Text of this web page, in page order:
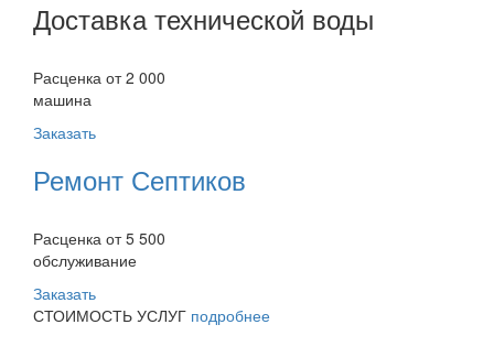
Доставка технической воды
Расценка от 2 000
машина
Заказать
Ремонт Септиков
Расценка от 5 500
обслуживание
Заказать
СТОИМОСТЬ УСЛУГ подробнее